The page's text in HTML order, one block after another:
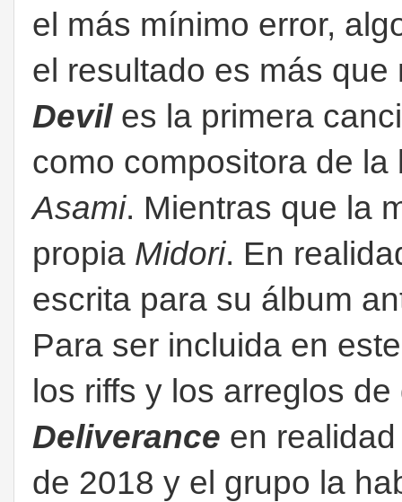
el más mínimo error,
el resultado es más
Deviles la primera
como compositora de
Asami. Mientras que la
propia Midori. En
escrita para su álbum
Para ser incluida en
los riffs y los arreglos
Deliverance en
de 2018 y el grupo la